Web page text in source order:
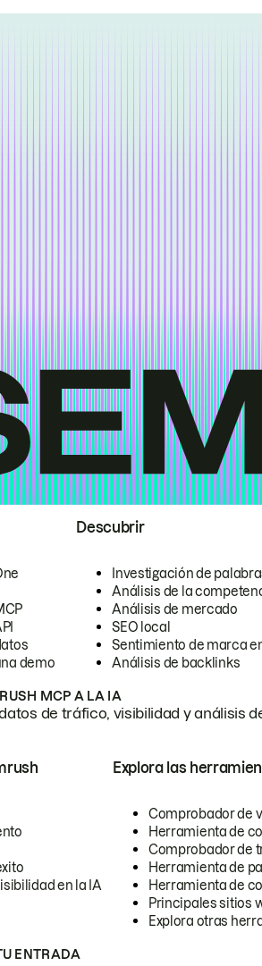
demo
Descubrir
Investigación de
Análisis de la
Análisis de mercado
SEO local
Sentimiento de marca
Análisis de backlinks
MCP A LA IA
de tráfico, visibilidad y análisis
en la IA
Explora las
Comprobador de
Herramienta de
Comprobador de
Herramienta de
Herramienta de
Principales sitios
Explora otras
ENTRADA